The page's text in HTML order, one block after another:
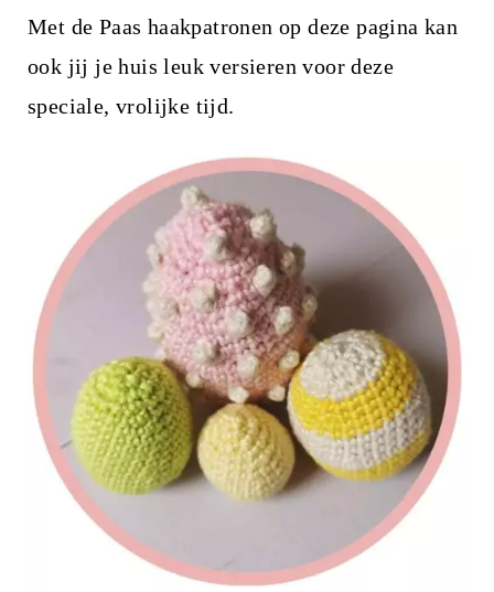
Met de Paas haakpatronen op deze pagina kan
ook jij je huis leuk versieren voor deze
speciale, vrolijke tijd.